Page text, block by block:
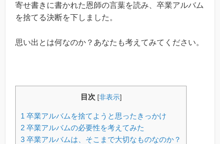
寄せ書きに書かれた恩師の言葉を読み、卒業アルバム
を捨てる決断を下しました。
思い出とは何なのか？あなたも考えてみてください。
目次 [非表示]
1 卒業アルバムを捨てようと思ったきっかけ
2 卒業アルバムの必要性を考えてみた
3 卒業アルバムは、そこまで大切なものなのか？